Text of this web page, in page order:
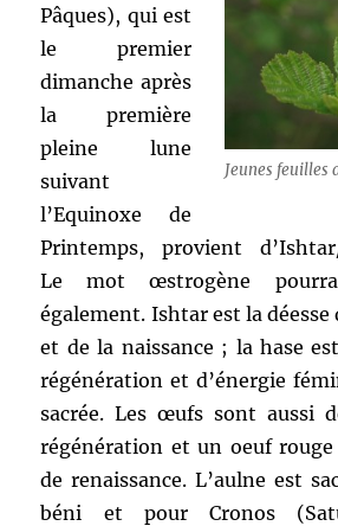
Jeunes feuilles
Pâques), qui est
le premier
dimanche après
la première
pleine lune
suivant
l’Equinoxe de
Printemps, provient d’Ishtar/
Le mot œstrogène
également. Ishtar est la déesse
et de la naissance ; la hase
régénération et d’énergie
sacrée. Les œufs sont aussi
régénération et un oeuf
de renaissance. L’aulne est
béni et pour Cronos